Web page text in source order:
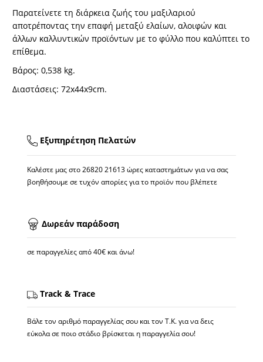
Παρατείνετε τη διάρκεια ζωής του μαξιλαριού
αποτρέποντας την επαφή μεταξύ ελαίων, αλοιφών και
άλλων καλλυντικών προϊόντων με το φύλλο που καλύπτει το
επίθεμα.
Βάρος: 0,538 kg.
Διαστάσεις: 72x44x9cm.
Εξυπηρέτηση Πελατών
Καλέστε μας στο26820 21613ώρες καταστημάτων για να σας
βοηθήσουμε σε τυχόν απορίες για το προϊόν που βλέπετε
Δωρεάν παράδοση
σε παραγγελίες από 40€ και άνω!
Track & Trace
Βάλε τον αριθμό παραγγελίας σου και τον Τ.Κ. για να δεις
εύκολα σε ποιο στάδιο βρίσκεται η παραγγελία σου!